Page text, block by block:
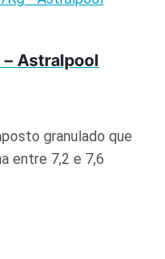
– Astralpool
granulado que
entre 7,2 e 7,6